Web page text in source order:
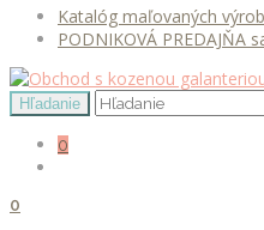
Katalóg maľovaných
PODNIKOVÁ PREDAJŇA
0
0